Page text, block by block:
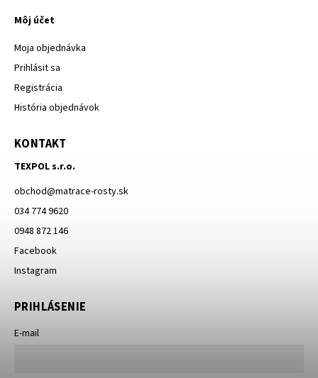
Môj účet
Moja objednávka
Prihlásit sa
Registrácia
História objednávok
KONTAKT
TEXPOL s.r.o.
obchod@matrace-rosty.sk
034 774 9620
0948 872 146
Facebook
Instagram
PRIHLÁSENIE
E-mail